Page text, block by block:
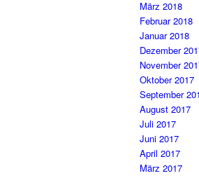
März 2018
Februar 2018
Januar 2018
Dezember
November
Oktober 2017
September
August 2017
Juli 2017
Juni 2017
April 2017
März 2017